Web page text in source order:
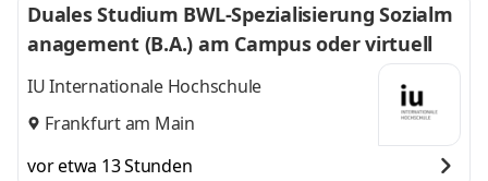
Duales Studium BWL-Spezialisierung Sozialm
anagement (B.A.) am Campus oder virtuell
IU Internationale Hochschule
Frankfurt am Main
vor etwa 13 Stunden